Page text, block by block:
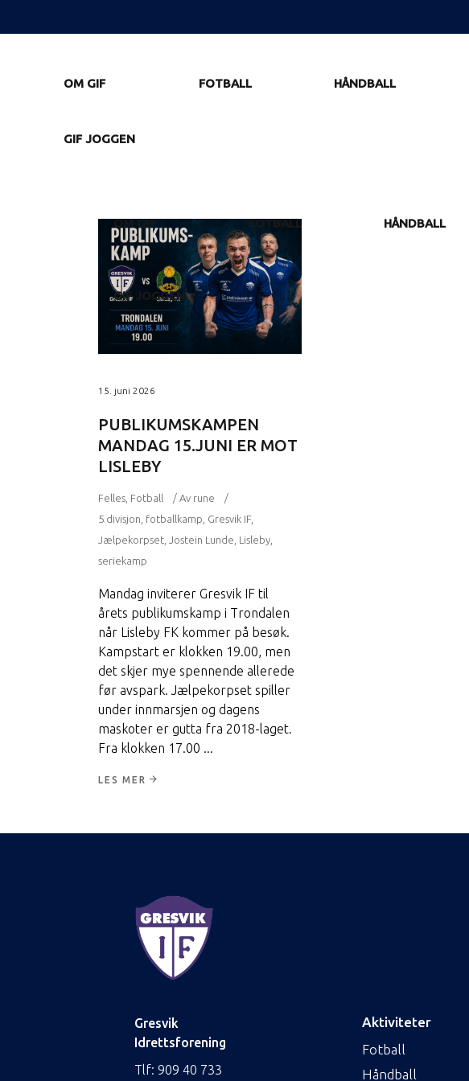
OM GIF FOTBALL HÅNDBALL
GIF JOGGEN
OM GIF FOTBALL HÅNDBALL
GIF JOGGEN
15. juni 2026
PUBLIKUMSKAMPEN
MANDAG 15.JUNI ER MOT
LISLEBY
Felles Fotball Av rune
5.divisjon fotballkamp Gresvik IF,
Jælpekorpset Jostein Lunde Lisleby
seriekamp
Mandag inviterer Gresvik IF til
årets publikumskamp i Trondalen
når Lisleby FK kommer på besøk.
Kampstart er klokken 19.00, men
det skjer mye spennende allerede
før avspark. Jælpekorpset spiller
under innmarsjen og dagens
maskoter er gutta fra 2018-laget.
Fra klokken 17.00
LES MER
Gresvik
Idrettsforening
Tlf: 909 40 733
Aktiviteter
Fotball
Håndball